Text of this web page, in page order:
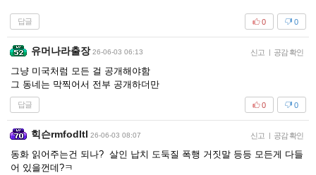
답글 0
0
유머나라출장 26-06-03 06:13 신고 | 공감 확인
그냥 미국처럼 모든 걸 공개해야함
그 동네는 막찍어서 전부 공개하더만
답글 0
0
힉슨rmfodltl 26-06-03 08:07 신고 | 공감 확인
동화 읽어주는건 되나? 살인 납치 도둑질 폭행 거짓말 등등 모든게 다들
어 있을껀데?ㅋ